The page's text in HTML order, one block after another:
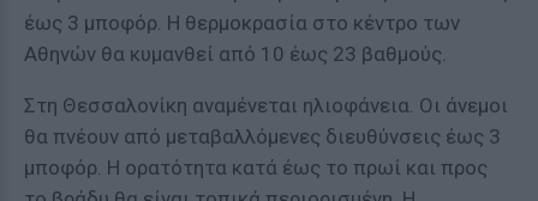
έως 3 μποφόρ. Η θερμοκρασία στο κέντρο των
Αθηνών θα κυμανθεί από 10 έως 23 βαθμούς.
Στη Θεσσαλονίκη αναμένεται ηλιοφάνεια. Οι άνεμοι
θα πνέουν από μεταβαλλόμενες διευθύνσεις έως 3
μποφόρ. Η ορατότητα κατά έως το πρωί και προς